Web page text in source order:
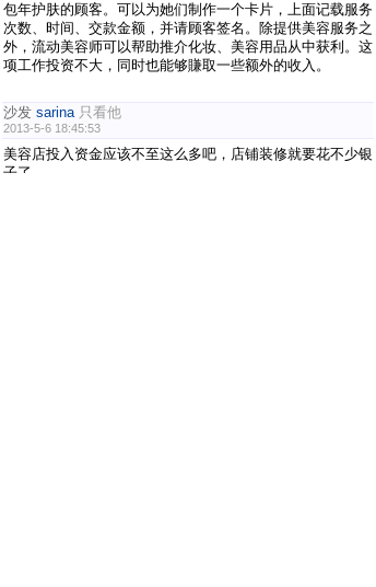
包年护肤的顾客。可以为她们制作一个卡片，上面记载服务
次数、时间、交款金额，并请顾客签名。除提供美容服务之
外，流动美容师可以帮助推介化妆、美容用品从中获利。这
项工作投资不大，同时也能够賺取一些额外的收入。
沙发 sarina 只看他
2013-5-6 18:45:53
美容店投入资金应该不至这么多吧，店铺装修就要花不少银
子了